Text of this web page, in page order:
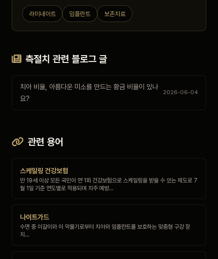
라미네이트 임플란트 보존치료
측절치 관련 블로그 글
치아 비율, 아름다운 미소를 만드는 황금 비율이 있나
요?
2026-06-04
관련 용어
스케일링 건강보험
만 19세 이상 모든 국민이 연 1회 건강보험으로 스케일링을 받을 수 있는 제도로 7
월 1일 기준 연도별로 적용되며 치주 예방…
나이트가드
수면 중 이갈이와 이 악물기로부터 치아와 임플란트를 보호하는 맞춤형 구강 장
치…